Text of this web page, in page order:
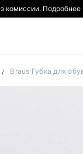
комиссии.
Braus Губка для